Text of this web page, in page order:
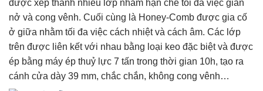
được xếp thành nhiều lớp nhằm hạn chế tối đa việc giãn
nở và cong vênh. Cuối cùng là Honey-Comb được gia cố
ở giữa nhằm tối đa việc cách nhiệt và cách âm. Các lớp
trên được liên kết với nhau bằng loại keo đặc biệt và được
ép bằng máy ép thuỷ lực 7 tấn trong thời gian 10h, tạo ra
cánh cửa dày 39 mm, chắc chắn, không cong vênh…